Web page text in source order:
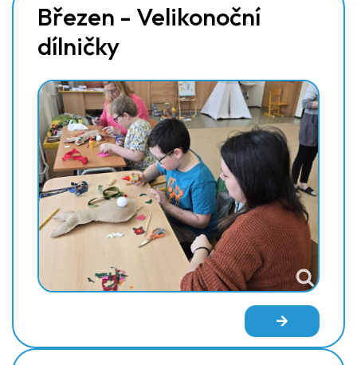
Březen - Velikonoční
dílničky